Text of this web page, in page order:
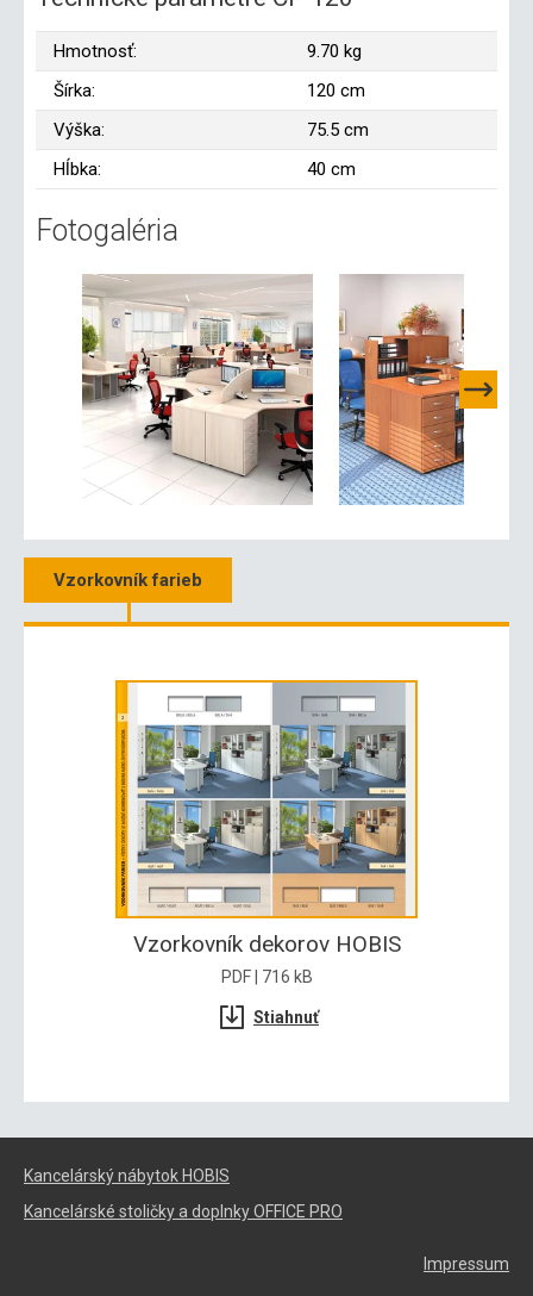
Hmotnosť:
9.70 kg
Šírka:
120 cm
Výška:
75.5 cm
Hĺbka:
40 cm
Fotogaléria
Vzorkovník farieb
Vzorkovník dekorov HOBIS
PDF | 716 kB
Stiahnuť
Kancelárský nábytok HOBIS
Kancelárské stoličky a doplnky OFFICE PRO
Impressum